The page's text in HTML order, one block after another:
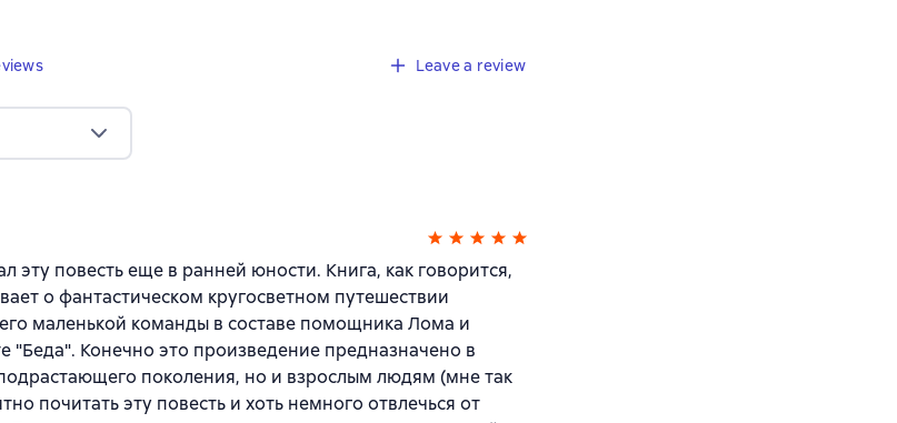
Leave a review
эту повесть еще в ранней юности. Книга, как говорится,
о фантастическом кругосветном путешествии
маленькой команды в составе помощника Лома и
"Беда". Конечно это произведение предназначено в
поколения, но и взрослым людям (мне так
почитать эту повесть и хоть немного отвлечься от